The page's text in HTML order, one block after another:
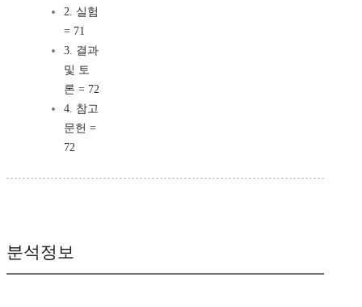
2. 실험
= 71
3. 결과
및 토
론 = 72
4. 참고
문헌 =
72
분석정보